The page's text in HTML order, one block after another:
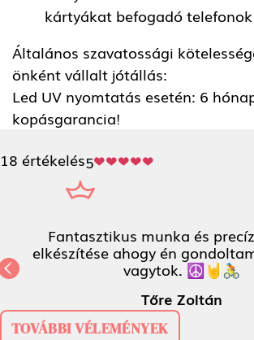
kártyákat befogadó
Általános szavatossági
önként vállalt jótállás:
Led UV nyomtatás esetén: 6
kopásgarancia!
18 értékelés5
Fantasztikus munka és
elkészítése ahogy én
vagytok. ☮️🤘🚴
Tőre Zoltán
Previous
TOVÁBBI VÉLEMÉNYEK